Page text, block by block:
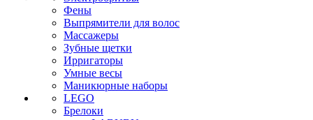
Фены
Выпрямители для волос
Массажеры
Зубные щетки
Ирригаторы
Умные весы
Маникюрные наборы
LEGO
Брелоки